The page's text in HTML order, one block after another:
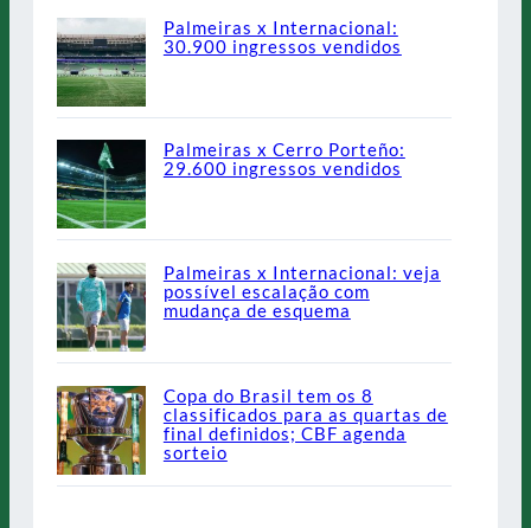
Palmeiras x Internacional:
30.900 ingressos vendidos
Palmeiras x Cerro Porteño:
29.600 ingressos vendidos
Palmeiras x Internacional: veja
possível escalação com
mudança de esquema
Copa do Brasil tem os 8
classificados para as quartas de
final definidos; CBF agenda
sorteio